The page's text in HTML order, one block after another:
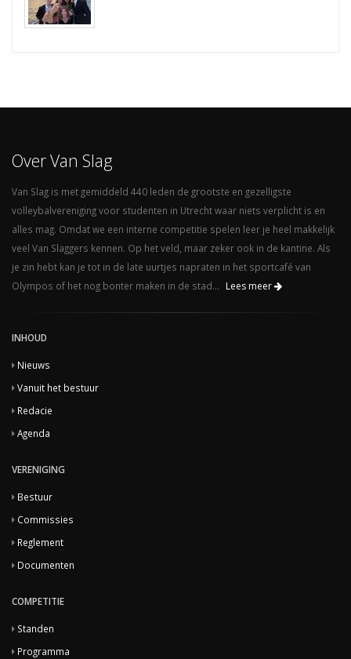
Over Van Slag
Van Slag is met gemiddeld 440 leden de grootste en gezelligste
volleybalvereniging voor studenten in Utrecht waar niets verplicht is en
alles mag. Omdat we een interne competitie spelen leer je heel makkelijk
veel Van Slaggers kennen. Op het veld, maar zeker ook in de kantine. Als
je zin hebt kan je tot in de late uurtjes napraten in het sportcafé van
Olympos of het nog bonter maken in de stad...
Lees meer
INHOUD
Nieuws
Vanuit het bestuur
Redacie
Agenda
VERENIGING
Bestuur
Commissies
Reglement
Documenten
COMPETITIE
Standen
Programma